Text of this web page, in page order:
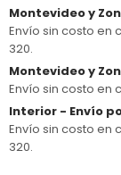
Montevideo y
Envío sin costo en
320.
Montevideo y
Envío sin costo en
Interior - Envío
Envío sin costo en
320.